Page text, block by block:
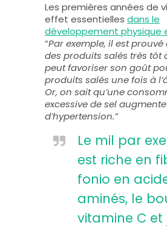
Les premières années de
effet essentielles dans le
développement physique
“Par exemple, il est
des produits salés très tôt
peut favoriser son goût
produits salés une fois à
Or, on sait qu’une
excessive de sel
d’hypertension.”
Le mil par
est riche en
fonio en
aminés, le
vitamine C et